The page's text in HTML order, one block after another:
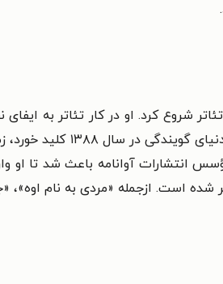
در تئاتر شروع کرد. او در کار تئاتر
نویسندگی و کارگردانی چندین
مازندران شود. چندین سال بعد، در سال ۱۳۹۳ دیدار با مؤسس
است. ازجمله «مردی به نام اوه»،